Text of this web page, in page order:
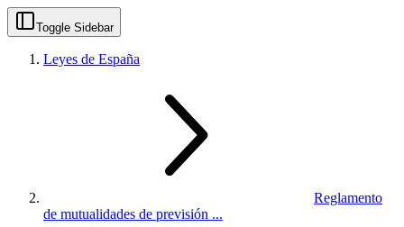
Toggle Sidebar
Leyes de España
Reglamento
de mutualidades de previsión ...